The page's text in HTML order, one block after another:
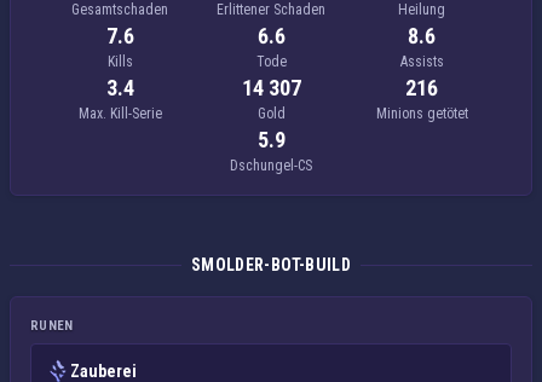
Gesamtschaden Erlittener Schaden Heilung
7.6
Kills
6.6
Tode
8.6
Assists
3.4
Max. Kill-Serie
14 307
Gold
216
Minions getötet
5.9
Dschungel-CS
SMOLDER-BOT-BUILD
RUNEN
Zauberei